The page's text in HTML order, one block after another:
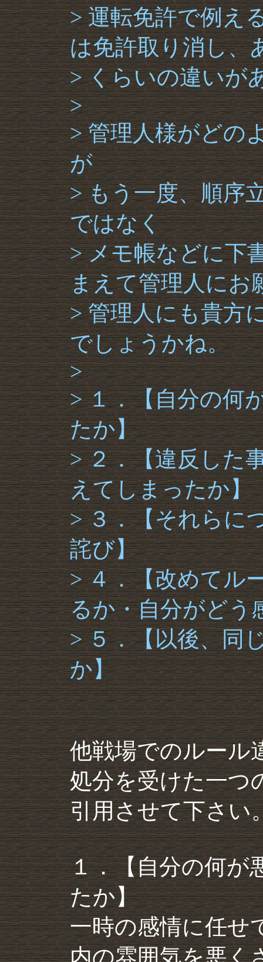
> 運転免許で例え
は免許取り消し、
> くらいの違いが
>
> 管理人様がどの
が
> もう一度、順序
ではなく
> メモ帳などに下
まえて管理人にお
> 管理人にも貴方
でしょうかね。
>
> １．【自分の何
たか】
> ２．【違反した
えてしまったか】
> ３．【それらに
詫び】
> ４．【改めてル
るか・自分がどう
> ５．【以後、同
か】
他戦場でのルール
処分を受けた一つ
引用させて下さい
１．【自分の何が
たか】
一時の感情に任せ
内の雰囲気を悪く